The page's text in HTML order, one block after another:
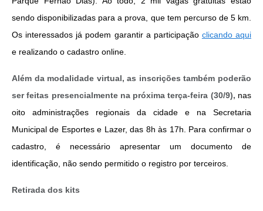
sendo disponibilizadas para a prova, que tem percurso de 5 km.
Os interessados já podem garantir a participação clicando aqui
e realizando o cadastro online.
Além da modalidade virtual, as inscrições também poderão
ser feitas presencialmente na próxima terça-feira (30/9), nas
oito administrações regionais da cidade e na Secretaria
Municipal de Esportes e Lazer, das 8h às 17h. Para confirmar o
cadastro, é necessário apresentar um documento de
identificação, não sendo permitido o registro por terceiros.
Retirada dos kits